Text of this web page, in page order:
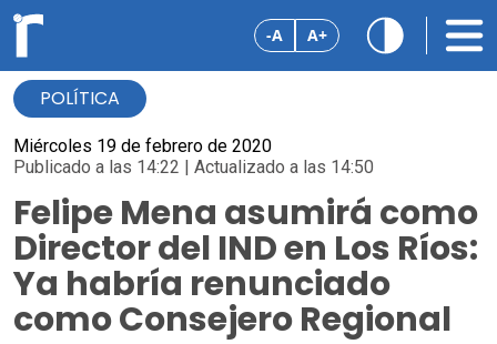
-A A+
POLÍTICA
Miércoles 19 de febrero de 2020
Publicado a las 14:22 | Actualizado a las 14:50
Felipe Mena asumirá como
Director del IND en Los Ríos:
Ya habría renunciado
como Consejero Regional